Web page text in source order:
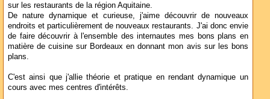
sur les restaurants de la région Aquitaine.
De nature dynamique et curieuse, j'aime découvrir de nouveaux
endroits et particulièrement de nouveaux restaurants. J'ai donc envie
de faire découvrir à l'ensemble des internautes mes bons plans en
matière de cuisine sur Bordeaux en donnant mon avis sur les bons
plans.
C'est ainsi que j'allie théorie et pratique en rendant dynamique un
cours avec mes centres d'intérêts.